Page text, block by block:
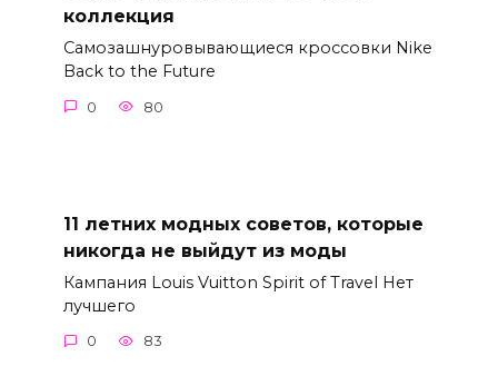
коллекция
Самозашнуровывающиеся кроссовки Nike
Back to the Future
0 80
11 летних модных советов, которые
никогда не выйдут из моды
Кампания Louis Vuitton Spirit of Travel Нет
лучшего
0 83